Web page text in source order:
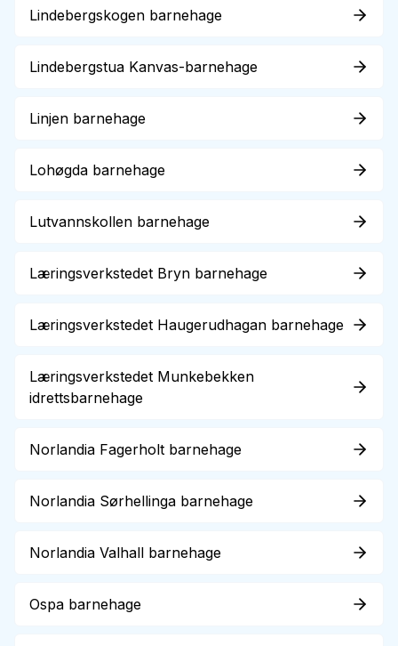
Lindebergskogen barnehage
Lindebergstua Kanvas-barnehage
Linjen barnehage
Lohøgda barnehage
Lutvannskollen barnehage
Læringsverkstedet Bryn barnehage
Læringsverkstedet Haugerudhagan barnehage
Læringsverkstedet Munkebekken
idrettsbarnehage
Norlandia Fagerholt barnehage
Norlandia Sørhellinga barnehage
Norlandia Valhall barnehage
Ospa barnehage